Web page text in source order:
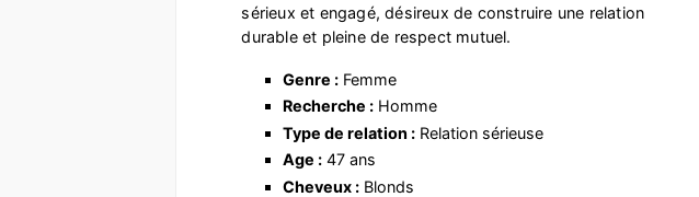
sérieux et engagé, désireux de construire une relation
durable et pleine de respect mutuel.
Genre :Femme
Recherche :Homme
Type de relation :Relation sérieuse
Age :47 ans
Cheveux :Blonds